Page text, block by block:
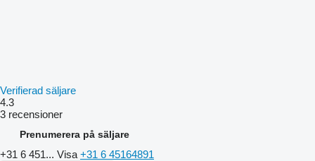
Verifierad säljare
4.3
3 recensioner
Prenumerera på säljare
+31 6 451... Visa +31 6 45164891